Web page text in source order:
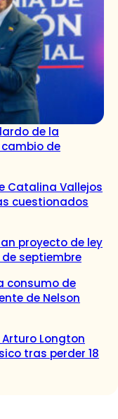
de la
de
Catalina Vallejos
cuestionados
proyecto de ley
septiembre
consumo de
de Nelson
Longton
tras perder 18